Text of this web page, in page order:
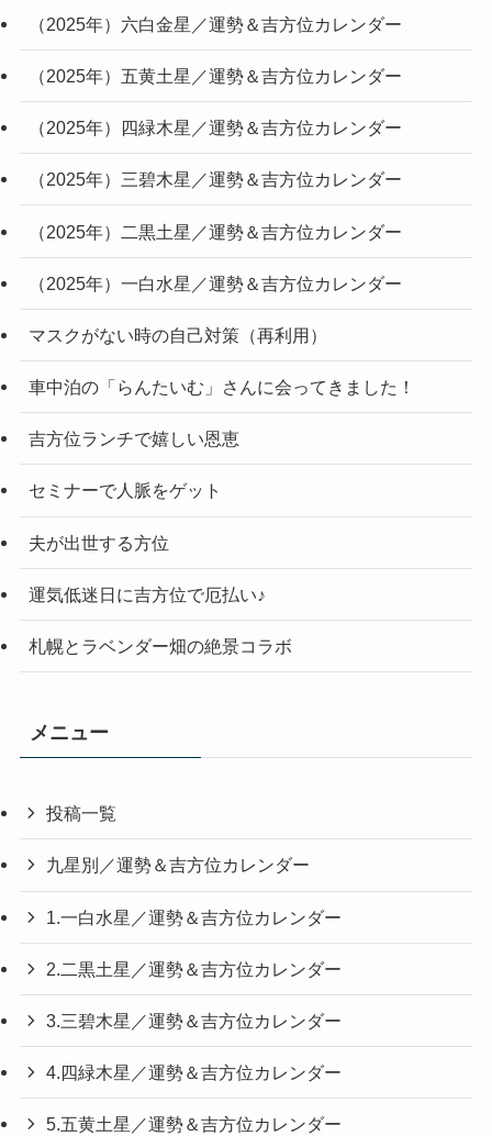
（2025年）六白金星／運勢＆吉方位カレンダー
（2025年）五黄土星／運勢＆吉方位カレンダー
（2025年）四緑木星／運勢＆吉方位カレンダー
（2025年）三碧木星／運勢＆吉方位カレンダー
（2025年）二黒土星／運勢＆吉方位カレンダー
（2025年）一白水星／運勢＆吉方位カレンダー
マスクがない時の自己対策（再利用）
車中泊の「らんたいむ」さんに会ってきました！
吉方位ランチで嬉しい恩恵
セミナーで人脈をゲット
夫が出世する方位
運気低迷日に吉方位で厄払い♪
札幌とラベンダー畑の絶景コラボ
メニュー
投稿一覧
九星別／運勢＆吉方位カレンダー
1.一白水星／運勢＆吉方位カレンダー
2.二黒土星／運勢＆吉方位カレンダー
3.三碧木星／運勢＆吉方位カレンダー
4.四緑木星／運勢＆吉方位カレンダー
5.五黄土星／運勢＆吉方位カレンダー